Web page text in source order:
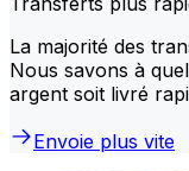
La majorité des
Nous savons à
argent soit livré
Envoie plus vite